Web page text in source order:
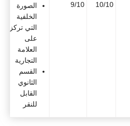
10/10
9/10
الصورة
الخلفية
التي تركز
على
العلامة
التجارية
القسم
الثانوي
القابل
للنقر